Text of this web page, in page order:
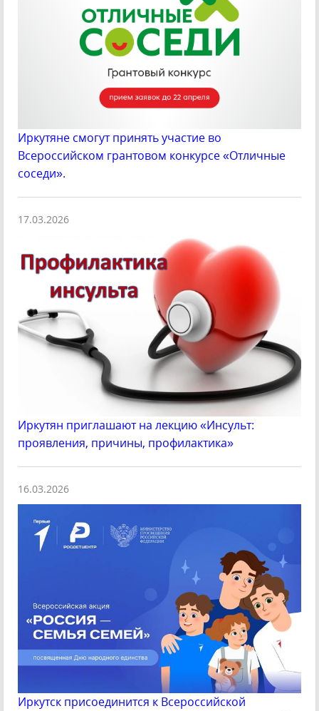
Иркутяне смогут принять участие во
Всероссийском грантовом конкурсе «Отличные
соседи».
17.03.2026
Иркутян приглашают на лекцию «Инсульт:
проявления, причины, профилактика»
16.03.2026
Иркутск присоединится к Всероссийской